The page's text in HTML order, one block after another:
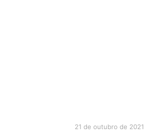
21 de outubro de 2021